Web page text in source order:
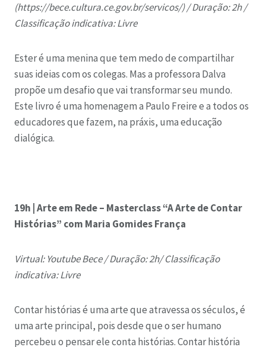
(https://bece.cultura.ce.gov.br/servicos/) /Duração: 2h /
Classificação indicativa: Livre
Ester é uma menina que tem medo de compartilhar
suas ideias com os colegas. Mas a professora Dalva
propõe um desafio que vai transformar seu mundo.
Este livro é uma homenagem a Paulo Freire e a todos os
educadores que fazem, na práxis, uma educação
dialógica.
19h | Arte em Rede – Masterclass “A Arte de Contar
Histórias” com Maria Gomides França
Virtual: Youtube Bece /Duração: 2h/Classificação
indicativa: Livre
Contar histórias é uma arte que atravessa os séculos, é
uma arte principal, pois desde que o ser humano
percebeu o pensar ele conta histórias. Contar história